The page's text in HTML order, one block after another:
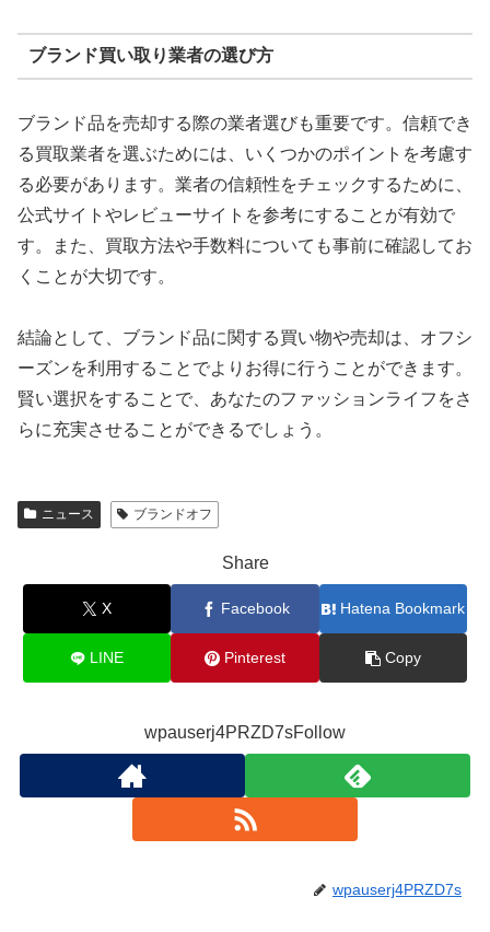
ブランド買い取り業者の選び方
ブランド品を売却する際の業者選びも重要です。信頼でき
る買取業者を選ぶためには、いくつかのポイントを考慮す
る必要があります。業者の信頼性をチェックするために、
公式サイトやレビューサイトを参考にすることが有効で
す。また、買取方法や手数料についても事前に確認してお
くことが大切です。
結論として、ブランド品に関する買い物や売却は、オフシ
ーズンを利用することでよりお得に行うことができます。
賢い選択をすることで、あなたのファッションライフをさ
らに充実させることができるでしょう。
ニュース ブランドオフ
Share
X Facebook Hatena Bookmark
LINE Pinterest Copy
wpauserj4PRZD7sFollow
wpauserj4PRZD7s